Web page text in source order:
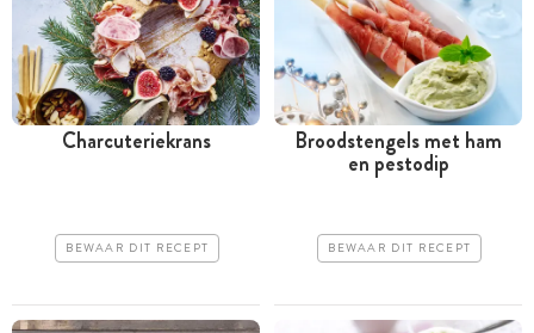
Charcuteriekrans
BEWAAR DIT RECEPT
Broodstengels met ham
en pestodip
BEWAAR DIT RECEPT